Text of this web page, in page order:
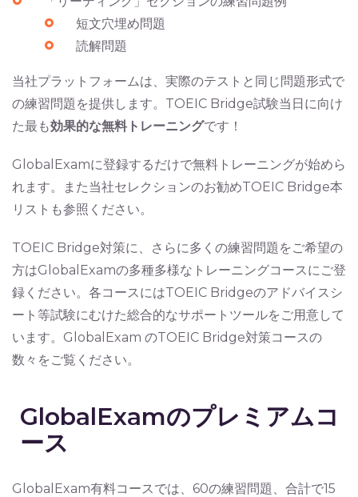
短文穴埋め問題
読解問題
当社プラットフォームは、実際のテストと同じ問題形式で
の練習問題を提供します。TOEIC Bridge試験当日に向け
た最も効果的な無料トレーニングです！
GlobalExamに登録するだけで無料トレーニングが始めら
れます。また当社セレクションのお勧めTOEIC Bridge本
リストも参照ください。
TOEIC Bridge対策に、さらに多くの練習問題をご希望の
方はGlobalExamの多種多様なトレーニングコースにご登
録ください。各コースにはTOEIC Bridgeのアドバイスシ
ート等試験にむけた総合的なサポートツールをご用意して
います。GlobalExam のTOEIC Bridge対策コースの
数々をご覧ください。
GlobalExamのプレミアムコ
ース
GlobalExam有料コースでは、60の練習問題、合計で15